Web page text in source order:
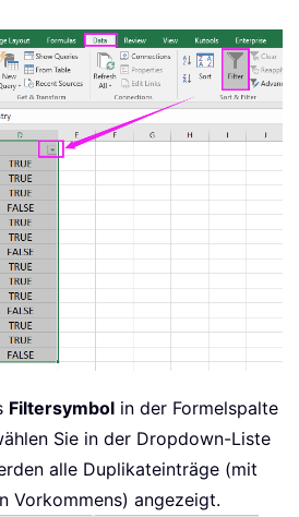
Filtersymbol in der Formelspalte
Sie in der Dropdown-Liste
alle Duplikateinträge (mit
Vorkommens) angezeigt.